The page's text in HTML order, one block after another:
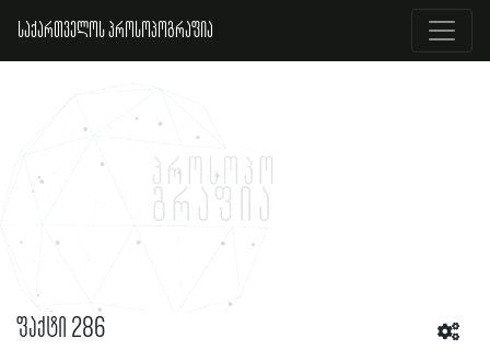
საქართველოს პროსოპოგრაფია
ფაქტი 286